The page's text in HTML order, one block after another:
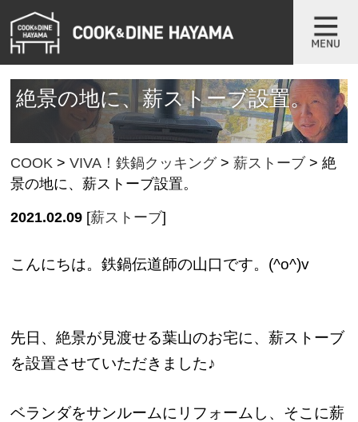
絶景の地に、薪ストーブ設置。
COOK >VIVA！鉄鍋クッキング>薪ストーブ>絶
景の地に、薪ストーブ設置。
2021.02.09 [薪ストーブ]
こんにちは。鉄鍋伝道師の山口です。(^o^)v
先日、絶景が見渡せる葉山のお宅に、薪ストーブ
を設置させていただきました♪
ベランダをサンルームにリフォームし、そこに薪